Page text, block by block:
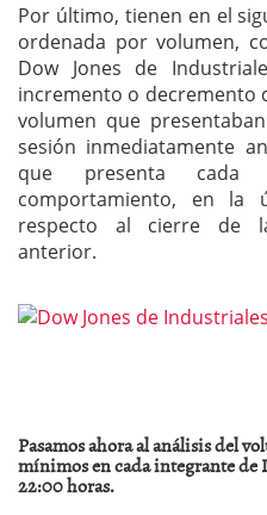
Por último, tienen en el
ordenada por volumen,
Dow Jones de
incremento o decremento
volumen que
sesión inmediatamente
que presenta cada
comportamiento, en la
respecto al cierre de
anterior.
Pasamos ahora al análisis del
mínimos en cada integrante de
22:00 horas.